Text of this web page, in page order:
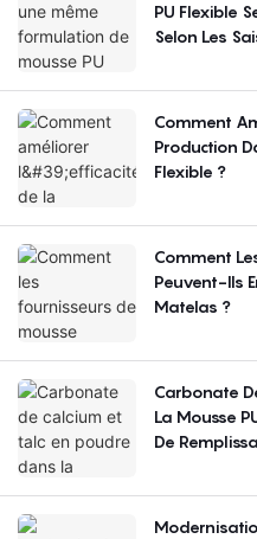
PU Flexible
Selon Les
Comment
Production
Flexible ?
Comment
Peuvent-Ils
Matelas ?
Carbonate
La Mousse
De